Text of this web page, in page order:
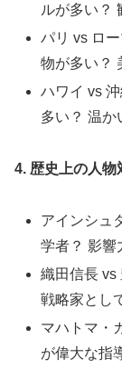
ルが多い？
パリ vs ロ
物が多い？
ハワイ vs
多い？ 温か
4. 歴史上の人物
アインシュ
学者？ 影響
織田信長 vs
戦略家とし
マハトマ・
が偉大な指